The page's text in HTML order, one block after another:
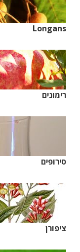
Longans
רימונים
סירופים
ציפורן